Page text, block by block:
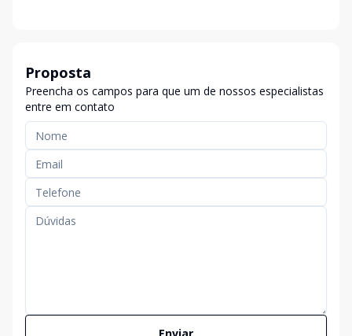
Proposta
Preencha os campos para que um de nossos especialistas
entre em contato